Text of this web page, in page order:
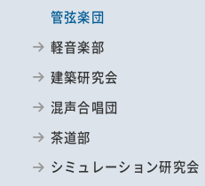
管弦楽団
軽音楽部
建築研究会
混声合唱団
茶道部
シミュレーション研究会